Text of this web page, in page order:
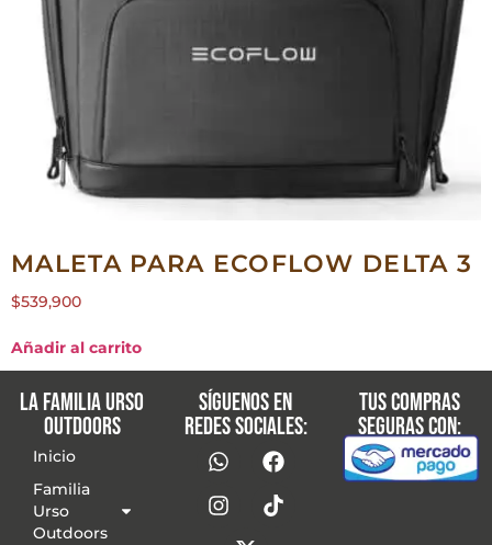
MALETA PARA ECOFLOW DELTA 3
$539,900
Añadir al carrito
La familia Urso
Outdoors
Inicio
Familia
Urso
Outdoors
Síguenos en
redes sociales:
Tus compras
seguras con: